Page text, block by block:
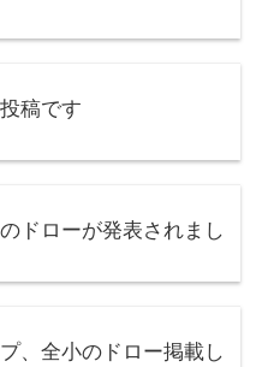
稿です
ドローが発表されまし
、全小のドロー掲載し